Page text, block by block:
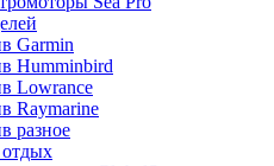
Garmin
Humminbird
Lowrance
Raymarine
разное